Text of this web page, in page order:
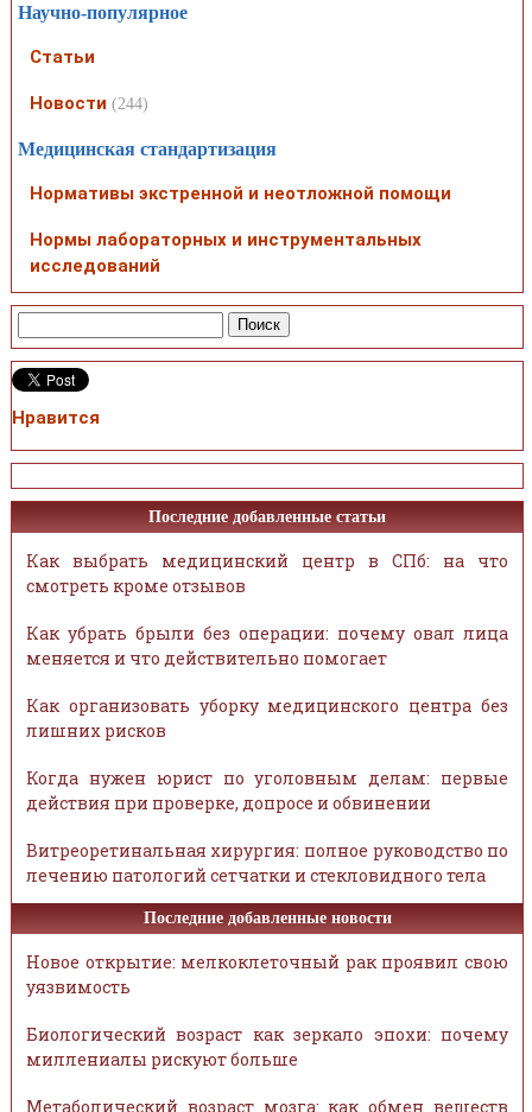
Научно-популярное
Статьи
Новости (244)
Медицинская стандартизация
Нормативы экстренной и неотложной помощи
Нормы лабораторных и инструментальных
исследований
Нравится
Последние добавленные статьи
Как выбрать медицинский центр в СПб: на что
смотреть кроме отзывов
Как убрать брыли без операции: почему овал лица
меняется и что действительно помогает
Как организовать уборку медицинского центра без
лишних рисков
Когда нужен юрист по уголовным делам: первые
действия при проверке, допросе и обвинении
Витреоретинальная хирургия: полное руководство по
лечению патологий сетчатки и стекловидного тела
Последние добавленные новости
Новое открытие: мелкоклеточный рак проявил свою
уязвимость
Биологический возраст как зеркало эпохи: почему
миллениалы рискуют больше
Метаболический возраст мозга: как обмен веществ